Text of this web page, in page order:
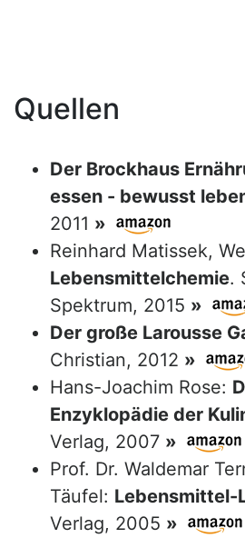
Quellen
Der Brockhaus
essen - bewusst
2011 »
Reinhard Matissek,
Lebensmittelchemie.
Spektrum, 2015 »
Der große Larousse
Christian, 2012 »
Hans-Joachim Rose:
Enzyklopädie der
Verlag, 2007 »
Prof. Dr. Waldemar
Täufel: Lebensmittel-
Verlag, 2005 »